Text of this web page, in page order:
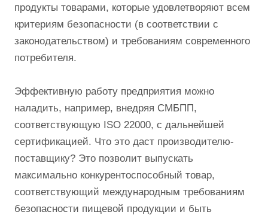
продукты товарами, которые удовлетворяют всем
критериям безопасности (в соответствии с
законодательством) и требованиям современного
потребителя.
Эффективную работу предприятия можно
наладить, например, внедряя СМБПП,
соответствующую ISO 22000, с дальнейшей
сертификацией. Что это даст производителю-
поставщику? Это позволит выпускать
максимально конкурентоспособный товар,
соответствующий международным требованиям
безопасности пищевой продукции и быть